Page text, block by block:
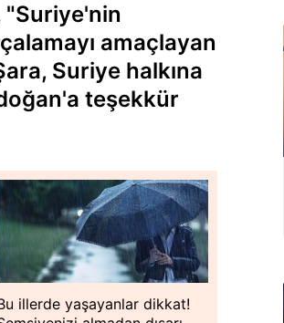
"Suriye'nin
amaçlayan
Suriye halkına
teşekkür
illerde yaşayanlar dikkat!